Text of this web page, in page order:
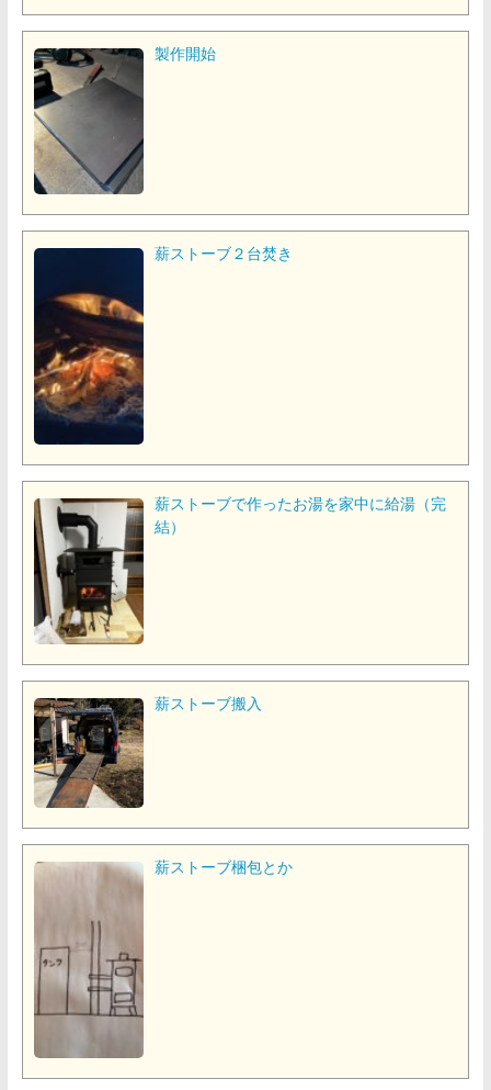
製作開始
薪ストーブ２台焚き
薪ストーブで作ったお湯を家中に給湯（完
結）
薪ストーブ搬入
薪ストーブ梱包とか